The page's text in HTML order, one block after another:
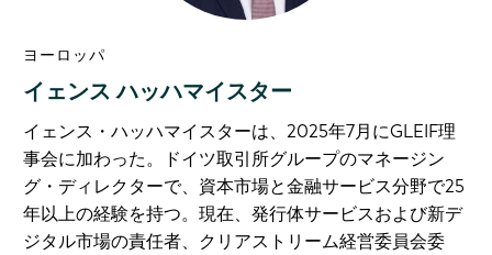
ヨーロッパ
イェンス ハッハマイスター
イェンス・ハッハマイスターは、2025年7月にGLEIF理
事会に加わった。ドイツ取引所グループのマネージン
グ・ディレクターで、資本市場と金融サービス分野で25
年以上の経験を持つ。現在、発行体サービスおよび新デ
ジタル市場の責任者、クリアストリーム経営委員会委